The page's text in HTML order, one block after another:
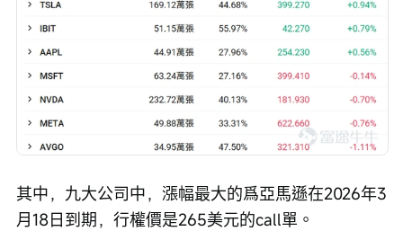
其中，九大公司中，漲幅最大的爲亞馬遜在2026年3
月18日到期，行權價是265美元的call單。